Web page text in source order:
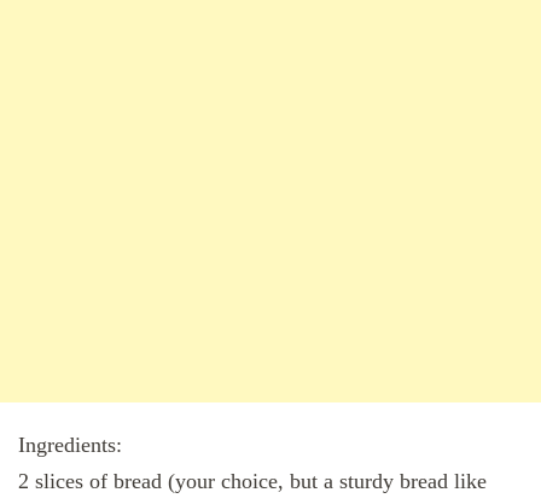
Ingredients:
2 slices of bread (your choice, but a sturdy bread like